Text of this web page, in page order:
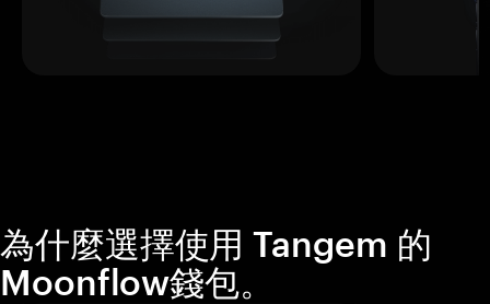
為什麼選擇使用 Tangem 的
Moonflow錢包。